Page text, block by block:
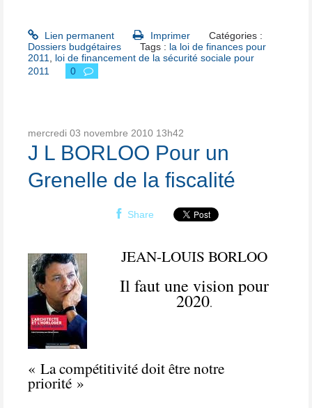
Lien permanent Imprimer
Catégories :
Dossiers budgétaires
Tags : la loi de finances pour
2011
loi de financement de la sécurité sociale pour
2011
0
mercredi 03 novembre 2010 13h42
J L BORLOO Pour un
Grenelle de la fiscalité
Share
JEAN-LOUIS BORLOO
Il faut une vision pour
2020.
« La compétitivité doit être notre
priorité »